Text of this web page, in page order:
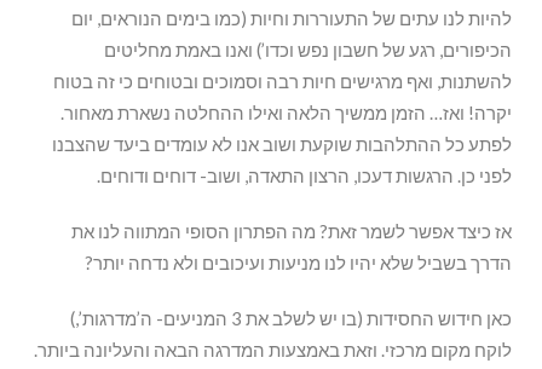
להיות לנו עתים של התעוררות וחיות (כמו בימים הנוראים, יום
הכיפורים, רגע של חשבון נפש וכדו’) ואנו באמת מחליטים
להשתנות, ואף מרגישים חיות רבה וסמוכים ובטוחים כי זה בטוח
יקרה! ואז… הזמן ממשיך הלאה ואילו ההחלטה נשארת מאחור.
לפתע כל ההתלהבות שוקעת ושוב אנו לא עומדים ביעד שהצבנו
לפני כן. הרגשות דעכו, הרצון התאדה, ושוב- דוחים ודוחים.
אז כיצד אפשר לשמר זאת? מה הפתרון הסופי המתווה לנו את
הדרך בשביל שלא יהיו לנו מניעות ועיכובים ולא נדחה יותר?
כאן חידוש החסידות (בו יש לשלב את 3 המניעים- ה’מדרגות’,)
לוקח מקום מרכזי. וזאת באמצעות המדרגה הבאה והעליונה ביותר.